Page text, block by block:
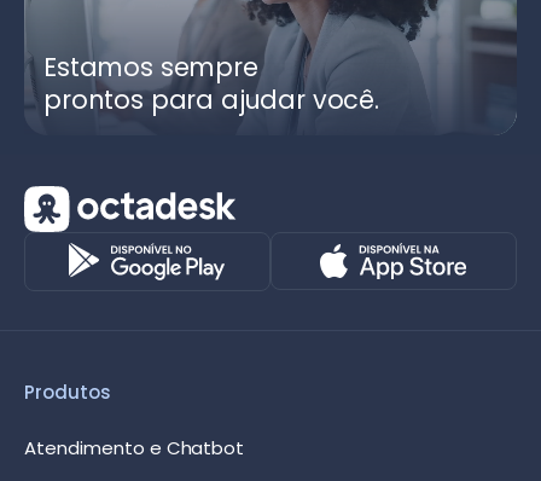
Estamos sempre
prontos para ajudar você.
Produtos
Atendimento e Chatbot